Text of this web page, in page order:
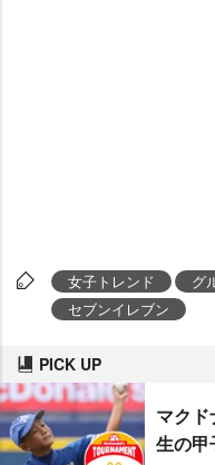
女子トレンド グ
セブンイレブン
PICK UP
マク
生の甲